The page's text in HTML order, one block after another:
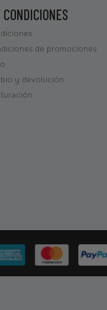
de promociones
y devolución